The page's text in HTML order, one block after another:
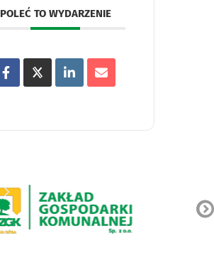
POLEĆ TO WYDARZENIE